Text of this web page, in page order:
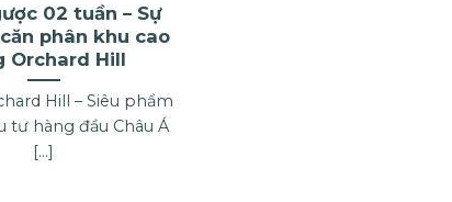
02 tuần – Sự
phân khu cao
Orchard Hill
Hill – Siêu phẩm
tư hàng đầu Châu Á
[...]